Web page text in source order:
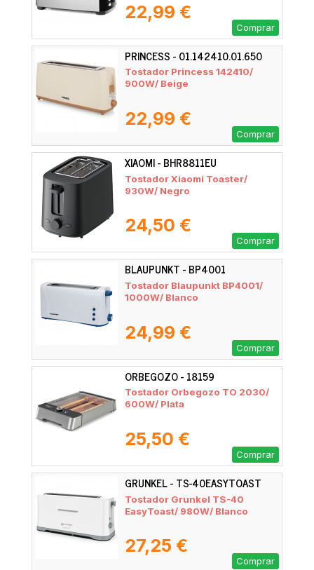
22,99 €
Comprar
PRINCESS - 01.142410.01.650
Tostador Princess 142410/
900W/ Beige
22,99 €
Comprar
XIAOMI - BHR8811EU
Tostador Xiaomi Toaster/
930W/ Negro
24,50 €
Comprar
BLAUPUNKT - BP4001
Tostador Blaupunkt BP4001/
1000W/ Blanco
24,99 €
Comprar
ORBEGOZO - 18159
Tostador Orbegozo TO 2030/
600W/ Plata
25,50 €
Comprar
GRUNKEL - TS-40EASYTOAST
Tostador Grunkel TS-40
EasyToast/ 980W/ Blanco
27,25 €
Comprar